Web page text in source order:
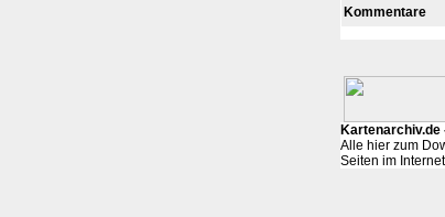
Kommentare
Kartenarchiv.de
Alle hier zum
Seiten im